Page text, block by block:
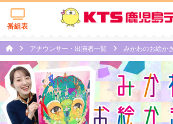
番組表
アナウンサー・出演者一覧 みかわのお絵か